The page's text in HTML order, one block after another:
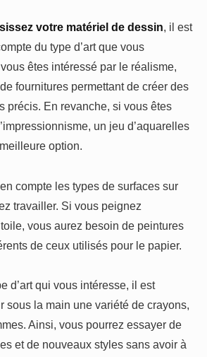
votre matériel de dessin, il est
du type d’art que vous
êtes intéressé par le réalisme,
fournitures permettant de créer des
précis. En revanche, si vous êtes
un jeu d’aquarelles
option.
compte les types de surfaces sur
travailler. Si vous peignez
vous aurez besoin de peintures
de ceux utilisés pour le papier.
d’art qui vous intéresse, il est
sous la main une variété de crayons,
Ainsi, vous pourrez essayer de
et de nouveaux styles sans avoir à